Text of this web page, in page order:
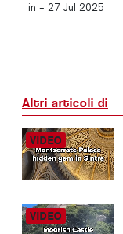
in - 27 Jul 2025
Altri articoli di